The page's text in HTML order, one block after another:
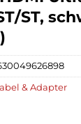
ST,
& Adapter